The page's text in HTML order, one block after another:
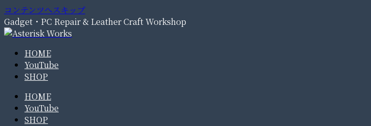
コンテンツへスキップ
Gadget・PC Repair & Leather Craft Workshop
HOME
YouTube
SHOP
HOME
YouTube
SHOP